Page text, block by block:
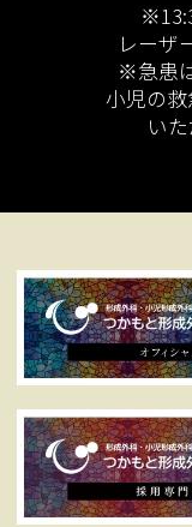
レーザ
※急患
小児の
い